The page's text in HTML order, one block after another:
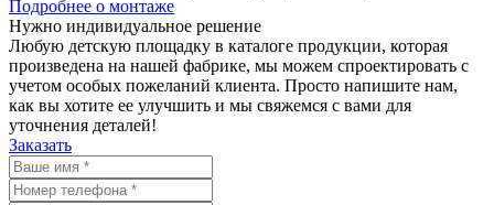
Подробнее о монтаже
Нужно индивидуальное решение
Любую детскую площадку в каталоге продукции, которая
произведена на нашей фабрике, мы можем спроектировать с
учетом особых пожеланий клиента. Просто напишите нам,
как вы хотите ее улучшить и мы свяжемся с вами для
уточнения деталей!
Заказать